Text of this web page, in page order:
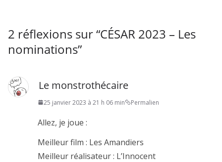
2 réflexions sur “CÉSAR 2023 – Les
nominations”
Le monstrothécaire
25 janvier 2023 à 21 h 06 min Permalien
Allez, je joue :
Meilleur film : Les Amandiers
Meilleur réalisateur : L’Innocent